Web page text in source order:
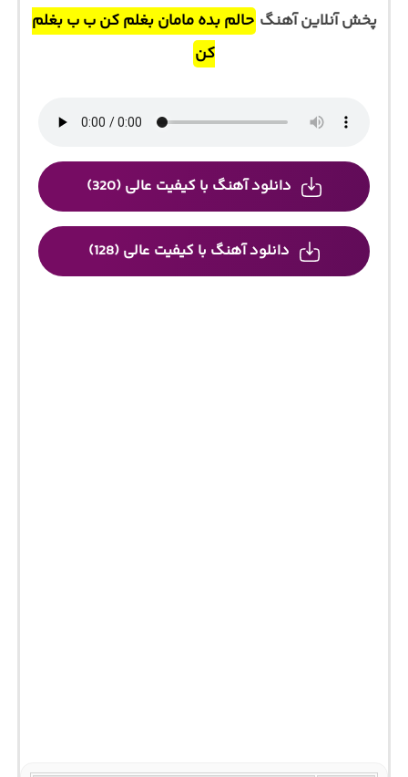
پخش آنلاین آهنگ حالم بده مامان بغلم کن ب ب بغلم
کن
دانلود آهنگ با کیفیت عالی (320)
دانلود آهنگ با کیفیت عالی (128)